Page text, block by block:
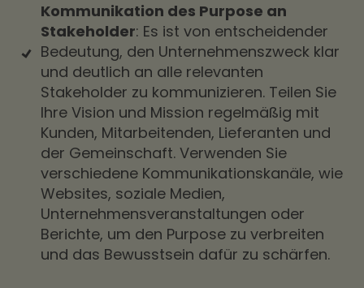
Kommunikation des Purpose an
Stakeholder: Es ist von entscheidender
Bedeutung, den Unternehmenszweck klar
und deutlich an alle relevanten
Stakeholder zu kommunizieren. Teilen Sie
Ihre Vision und Mission regelmäßig mit
Kunden, Mitarbeitenden, Lieferanten und
der Gemeinschaft. Verwenden Sie
verschiedene Kommunikationskanäle, wie
Websites, soziale Medien,
Unternehmensveranstaltungen oder
Berichte, um den Purpose zu verbreiten
und das Bewusstsein dafür zu schärfen.